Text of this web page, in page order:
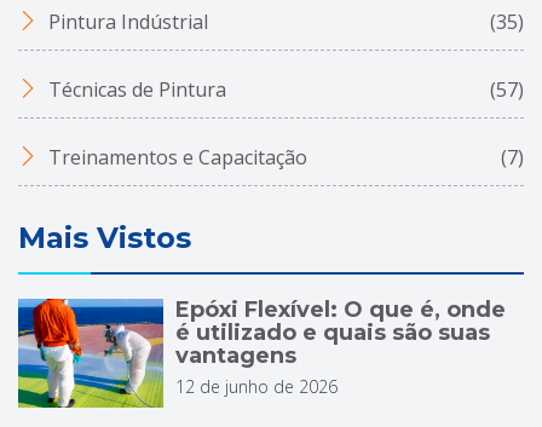
Pintura Indústrial (35)
Técnicas de Pintura (57)
Treinamentos e Capacitação (7)
Mais Vistos
Epóxi Flexível: O que é, onde
é utilizado e quais são suas
vantagens
12 de junho de 2026